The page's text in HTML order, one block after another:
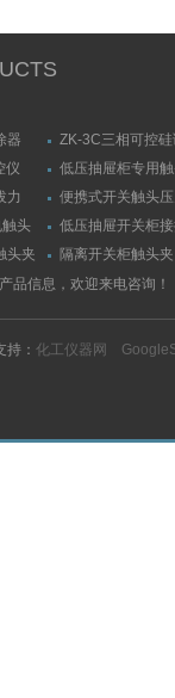
器
ZK-3C三相可控
触发器
仪
低压抽屉柜专用
力测量仪套装
力
便携式开关触头
（夹紧力）测量仪
头
低压抽屉开关柜
触头（夹紧力）
头夹
隔离开关柜触头
测试仪/精度传感
品信息，欢迎来电咨询！
： 化工仪器网